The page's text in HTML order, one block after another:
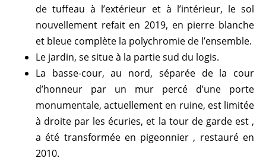
de tuffeau à l’extérieur et à l’intérieur, le sol
nouvellement refait en 2019, en pierre blanche
et bleue complète la polychromie de l’ensemble.
Le jardin, se situe à la partie sud du logis.
La basse-cour, au nord, séparée de la cour
d’honneur par un mur percé d’une porte
monumentale, actuellement en ruine, est limitée
à droite par les écuries, et la tour de garde est ,
a été transformée en pigeonnier , restauré en
2010.